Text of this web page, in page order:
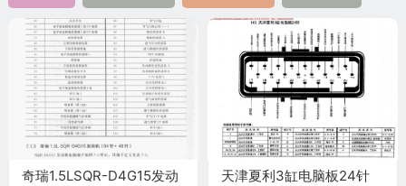
奇瑞1.5LSQR-D4G15发动
天津夏利3缸电脑板24针